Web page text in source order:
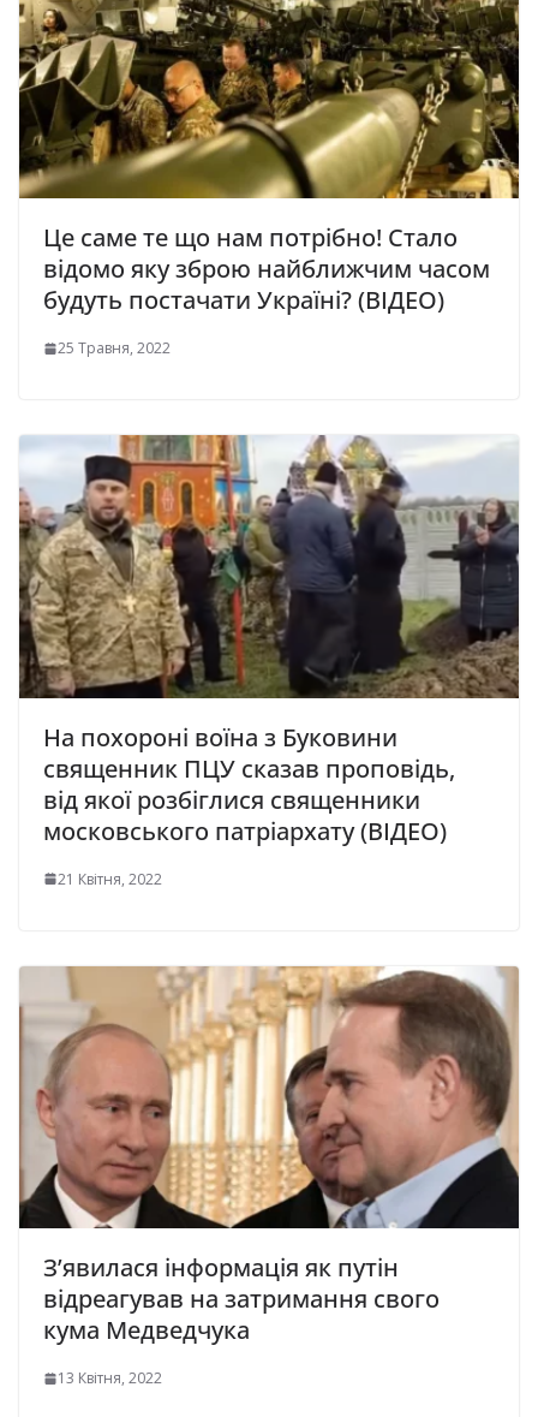
Це саме те що нам потрібно! Стало
відомо яку зброю найближчим часом
будуть постачати Україні? (ВІДЕО)
25 Травня, 2022
На похороні воїна з Буковини
священник ПЦУ сказав проповідь,
від якої розбіглися священники
московського патріархату (ВІДЕО)
21 Квітня, 2022
З’явилася інформація як путін
відреагував на затримання свого
кума Медведчука
13 Квітня, 2022